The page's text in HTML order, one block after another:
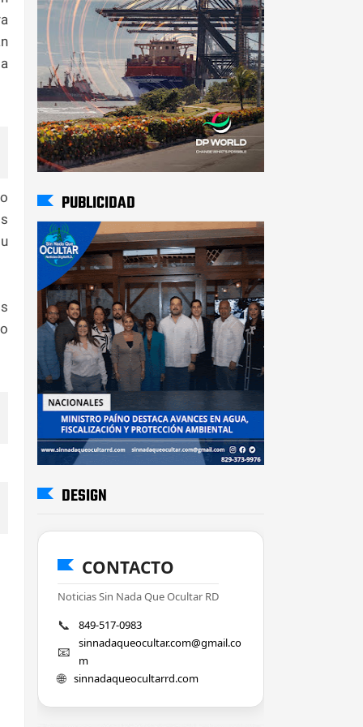
PUBLICIDAD
DESIGN
CONTACTO
Noticias Sin Nada Que Ocultar RD
📞 849-517-0983
📧
sinnadaqueocultar.com@gmail.co
m
🌐 sinnadaqueocultarrd.com